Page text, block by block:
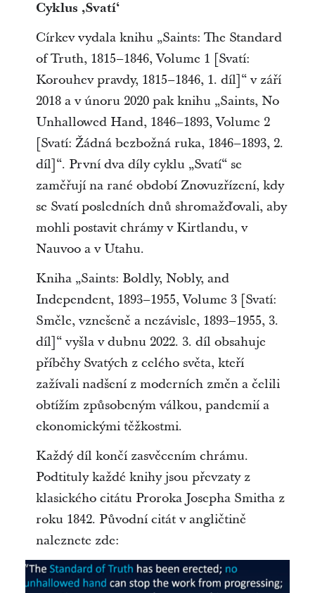
Cyklus ‚Svatí‘
Církev vydala knihu „Saints: The Standard
of Truth, 1815–1846, Volume 1 [Svatí:
Korouhev pravdy, 1815–1846, 1. díl]“ v září
2018 a v únoru 2020 pak knihu „Saints, No
Unhallowed Hand, 1846–1893, Volume 2
[Svatí: Žádná bezbožná ruka, 1846–1893, 2.
díl]“. První dva díly cyklu „Svatí“ se
zaměřují na rané období Znovuzřízení, kdy
se Svatí posledních dnů shromažďovali, aby
mohli postavit chrámy v Kirtlandu, v
Nauvoo a v Utahu.
Kniha „Saints: Boldly, Nobly, and
Independent, 1893–1955, Volume 3 [Svatí:
Směle, vznešeně a nezávisle, 1893–1955, 3.
díl]“ vyšla v dubnu 2022. 3. díl obsahuje
příběhy Svatých z celého světa, kteří
zažívali nadšení z moderních změn a čelili
obtížím způsobeným válkou, pandemií a
ekonomickými těžkostmi.
Každý díl končí zasvěcením chrámu.
Podtituly každé knihy jsou převzaty z
klasického citátu Proroka Josepha Smitha z
roku 1842. Původní citát v angličtině
naleznete zde: